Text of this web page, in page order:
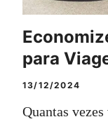
para
13/12/2024
Quantas